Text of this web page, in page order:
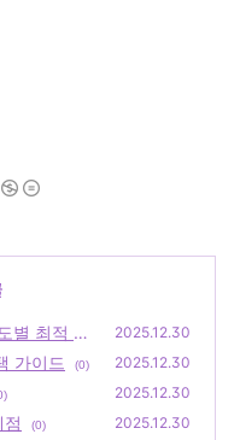
별 최적 선
2025.12.30
가이드 (0) 2025.12.30
2025.12.30
(0) 2025.12.30